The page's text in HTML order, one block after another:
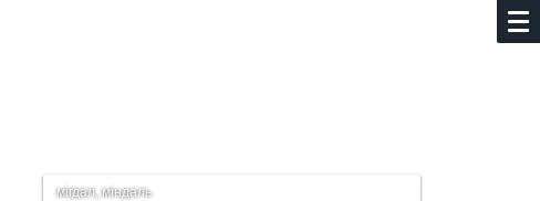
мігдал, міндаль